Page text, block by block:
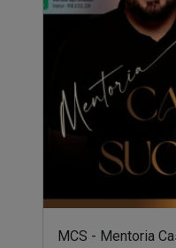
MCS - Mentoria